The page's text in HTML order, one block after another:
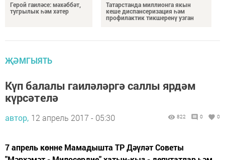
Герой гаиләсе: мәхәббәт,
тугрылык һәм хәтер
Татарстанда миллионга якын
кеше диспансеризация һәм
профилактик тикшеренү узган
ҖӘМГЫЯТЬ
Күп балалы гаиләләргә саллы ярдәм
күрсәтелә
автор, 12 апрель 2017 - 05:30 822 0 0
7 апрель көнне Мамадышта ТР Дәүләт Советы